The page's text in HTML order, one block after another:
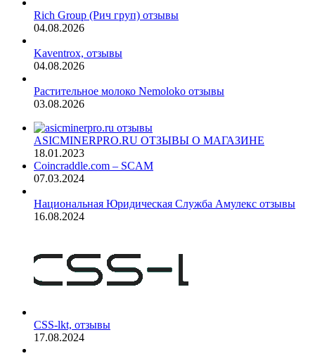
Rich Group (Рич груп) отзывы
04.08.2026
Kaventrox, отзывы
04.08.2026
Растительное молоко Nemoloko отзывы
03.08.2026
ASICMINERPRO.RU ОТЗЫВЫ О МАГАЗИНЕ
18.01.2023
Coincraddle.com – SCAM
07.03.2024
Национальная Юридическая Служба Амулекс отзывы
16.08.2024
CSS-lkt, отзывы
17.08.2024